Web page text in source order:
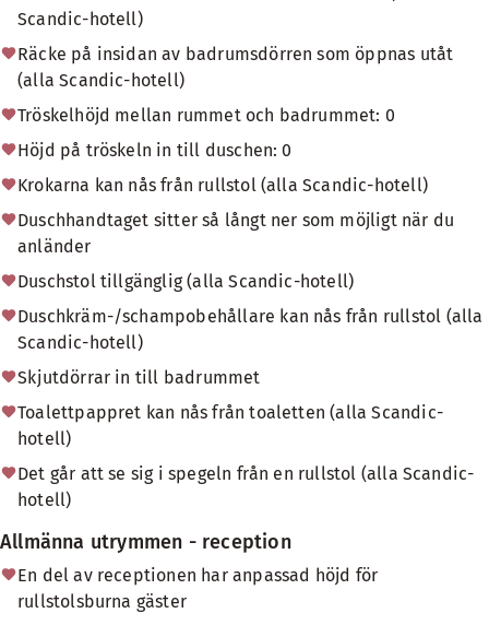
Scandic-hotell)
Räcke på insidan av badrumsdörren som öppnas utåt
(alla Scandic-hotell)
Tröskelhöjd mellan rummet och badrummet: 0
Höjd på tröskeln in till duschen: 0
Krokarna kan nås från rullstol (alla Scandic-hotell)
Duschhandtaget sitter så långt ner som möjligt när du
anländer
Duschstol tillgänglig (alla Scandic-hotell)
Duschkräm-/schampobehållare kan nås från rullstol (alla
Scandic-hotell)
Skjutdörrar in till badrummet
Toalettpappret kan nås från toaletten (alla Scandic-
hotell)
Det går att se sig i spegeln från en rullstol (alla Scandic-
hotell)
Allmänna utrymmen - reception
En del av receptionen har anpassad höjd för
rullstolsburna gäster